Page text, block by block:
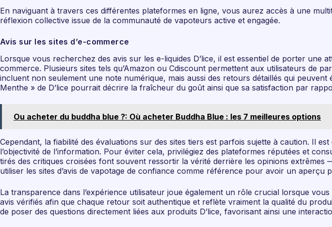
En naviguant à travers ces différentes plateformes en ligne, vous aurez accès à une
réflexion collective issue de la communauté de vapoteurs active et engagée.
Avis sur les sites d’e-commerce
Lorsque vous recherchez des avis sur les e-liquides D’lice, il est essentiel de porter une
commerce. Plusieurs sites tels qu’Amazon ou Cdiscount permettent aux utilisateurs de
incluent non seulement une note numérique, mais aussi des retours détaillés qui
Menthe » de D’lice pourrait décrire la fraîcheur du goût ainsi que sa satisfaction par
Ou acheter du buddha blue ?: Où acheter Buddha Blue : les 7 meilleures options
Cependant, la fiabilité des évaluations sur des sites tiers est parfois sujette à caution. Il
l’objectivité de l’information. Pour éviter cela, privilégiez des plateformes réputées et
tirés des critiques croisées font souvent ressortir la vérité derrière les opinions
utiliser les sites d’avis de vapotage de confiance comme référence pour avoir un aperçu
La transparence dans l’expérience utilisateur joue également un rôle crucial lorsque
avis vérifiés afin que chaque retour soit authentique et reflète vraiment la qualité du
de poser des questions directement liées aux produits D’lice, favorisant ainsi une